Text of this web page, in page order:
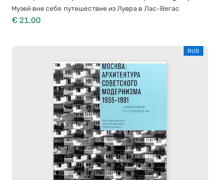
Музей вне себя: путешествие из Лувра в Лас-Вегас
€ 21,00
RUS